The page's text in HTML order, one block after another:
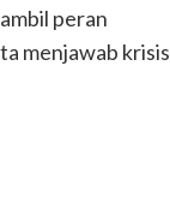
peran
menjawab krisis